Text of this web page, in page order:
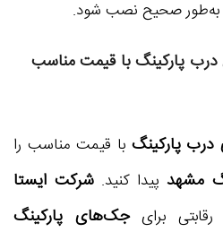
به‌طور صحیح نصب شود.
درب پارکینگ با قیمت مناسب
پارکینگ با قیمت مناسب را
مشهد پیدا کنید.شرکت ایستا
برایجک‌های پارکینگ